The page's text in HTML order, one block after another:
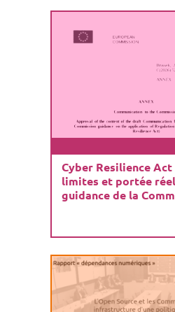
Cyber Resilience
limites et portée
guidance de la